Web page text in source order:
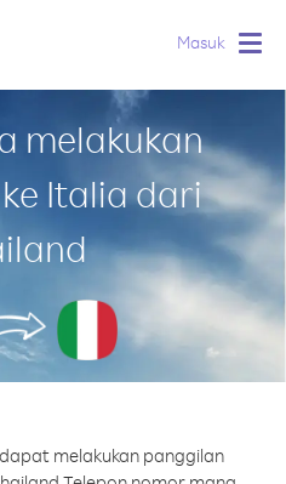
Masuk
melakukan
Italia dari
melakukan panggilan